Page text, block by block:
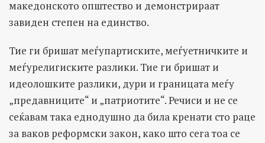
македонското општество и демонстрираат
завиден степен на единство.
Тие ги бришат меѓупартиските, меѓуетничките и
меѓурелигиските разлики. Тие ги бришат и
идеолошките разлики, дури и границата меѓу
„предавниците“ и „патриотите“. Речиси и не се
сеќавам така еднодушно да била кренати сто раце
за ваков реформски закон, како што сега тоа се